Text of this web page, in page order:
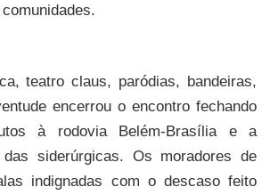
teatro claus, paródias, bandeiras,
encerrou o encontro fechando
à rodovia Belém-Brasília e a
siderúrgicas. Os moradores de
indignadas com o descaso feito